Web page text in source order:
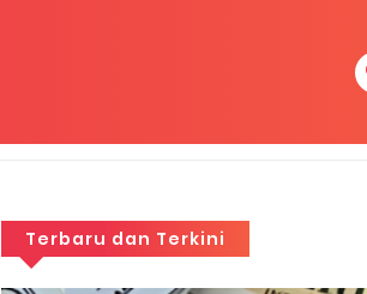
Terbaru dan Terkini